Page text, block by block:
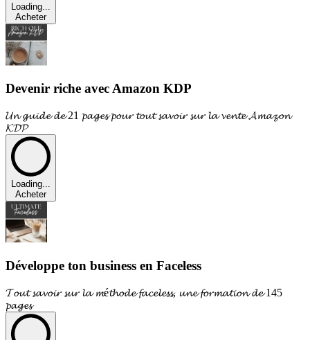
Loading...
Acheter
Devenir riche avec Amazon KDP
𝓤𝓷 𝓰𝓾𝓲𝓭𝓮 𝓭𝓮 21 𝓹𝓪𝓰𝓮𝓼 𝓹𝓸𝓾𝓻 𝓽𝓸𝓾𝓽 𝓼𝓪𝓿𝓸𝓲𝓻 𝓼𝓾𝓻 𝓵𝓪 𝓿𝓮𝓷𝓽𝓮 𝓐𝓶𝓪𝔃𝓸𝓷
𝓚𝓓𝓟
Loading...
Acheter
Développe ton business en Faceless
𝓣𝓸𝓾𝓽 𝓼𝓪𝓿𝓸𝓲𝓻 𝓼𝓾𝓻 𝓵𝓪 𝓶é𝓽𝓱𝓸𝓭𝓮 𝓯𝓪𝓬𝓮𝓵𝓮𝓼𝓼, 𝓾𝓷𝓮 𝓯𝓸𝓻𝓶𝓪𝓽𝓲𝓸𝓷 𝓭𝓮 145
𝓹𝓪𝓰𝓮𝓼